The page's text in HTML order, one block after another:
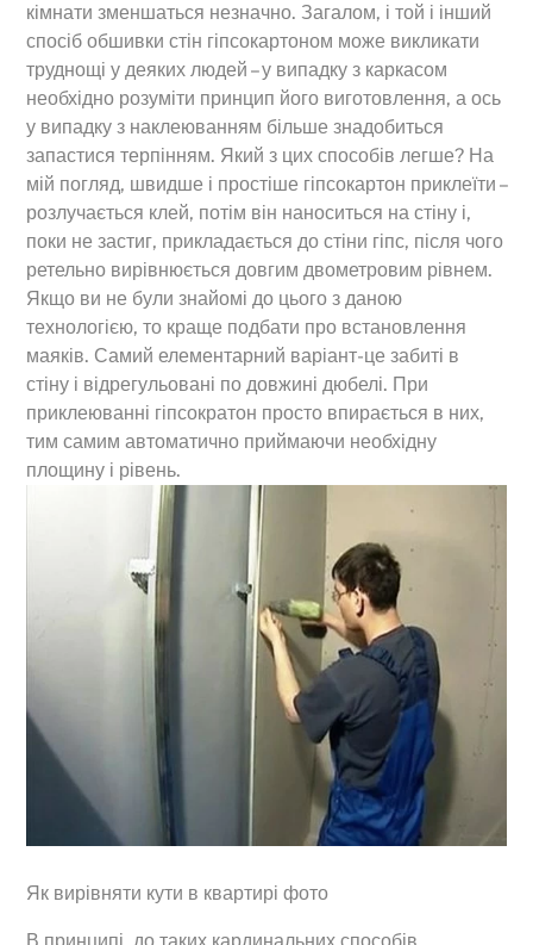
кімнати зменшаться незначно. Загалом, і той і інший
спосіб обшивки стін гіпсокартоном може викликати
труднощі у деяких людей – у випадку з каркасом
необхідно розуміти принцип його виготовлення, а ось
у випадку з наклеюванням більше знадобиться
запастися терпінням. Який з цих способів легше? На
мій погляд, швидше і простіше гіпсокартон приклеїти –
розлучається клей, потім він наноситься на стіну і,
поки не застиг, прикладається до стіни гіпс, після чого
ретельно вирівнюється довгим двометровим рівнем.
Якщо ви не були знайомі до цього з даною
технологією, то краще подбати про встановлення
маяків. Самий елементарний варіант-це забиті в
стіну і відрегульовані по довжині дюбелі. При
приклеюванні гіпсократон просто впирається в них,
тим самим автоматично приймаючи необхідну
площину і рівень.
Як вирівняти кути в квартирі фото
В принципі, до таких кардинальних способів